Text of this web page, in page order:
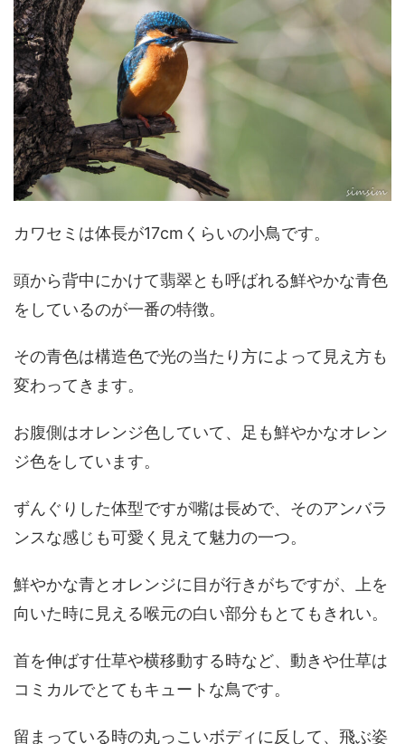
カワセミは体長が17cmくらいの小鳥です。
頭から背中にかけて翡翠とも呼ばれる鮮やかな青色
をしているのが一番の特徴。
その青色は構造色で光の当たり方によって見え方も
変わってきます。
お腹側はオレンジ色していて、足も鮮やかなオレン
ジ色をしています。
ずんぐりした体型ですが嘴は長めで、そのアンバラ
ンスな感じも可愛く見えて魅力の一つ。
鮮やかな青とオレンジに目が行きがちですが、上を
向いた時に見える喉元の白い部分もとてもきれい。
首を伸ばす仕草や横移動する時など、動きや仕草は
コミカルでとてもキュートな鳥です。
留まっている時の丸っこいボディに反して、飛ぶ姿